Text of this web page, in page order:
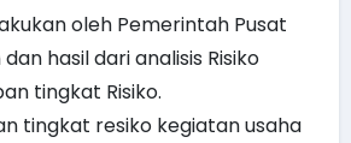
oleh Pemerintah Pusat
hasil dari analisis Risiko
tingkat Risiko.
tingkat resiko kegiatan usaha